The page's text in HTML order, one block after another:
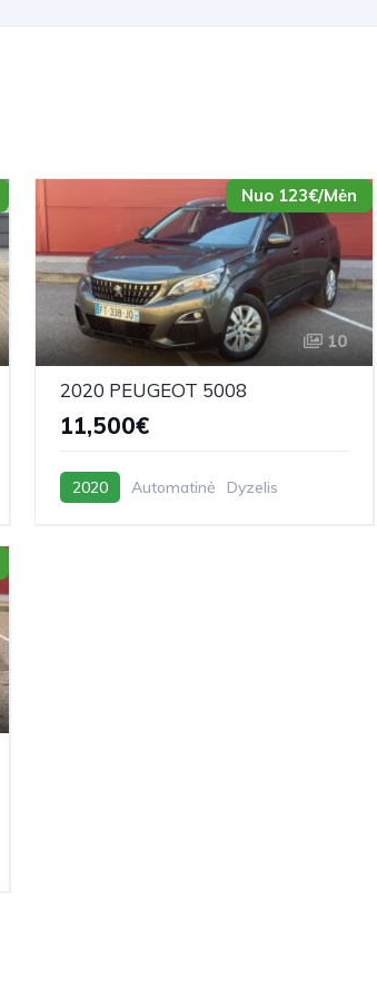
Nuo 123€/Mėn
10
2020 PEUGEOT 5008
11,500€
2020 Automatinė Dyzelis